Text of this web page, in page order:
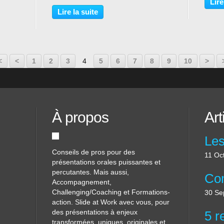
reste avec vous en connexion. Des
études récentes montrent que c’est
Lire la suite
< 1 2 3 4 5 6 7 8 9 10 >
À propos
Conseils de pros pour des
présentations orales puissantes et
percutantes. Mais aussi,
Accompagnement,
Challenging/Coaching et Formations-
action. Slide at Work avec vous, pour
des présentations à enjeux
transformées, uniques, originales et
11
30